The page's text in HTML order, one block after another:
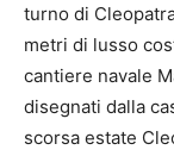
turno di
metri di lusso
cantiere navale
disegnati dalla
scorsa estate